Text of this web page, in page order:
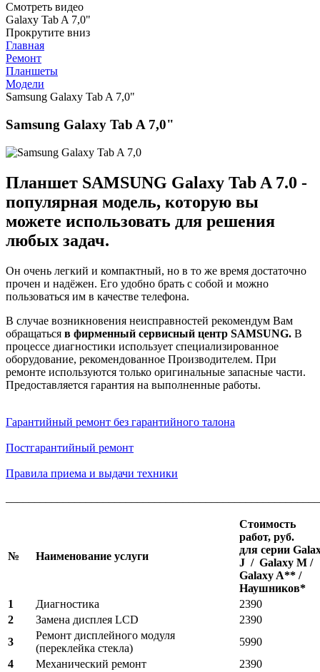
Смотреть видео
Galaxy Tab A 7,0"
Прокрутите вниз
Главная
Ремонт
Планшеты
Модели
Samsung Galaxy Tab A 7,0"
Samsung Galaxy Tab A 7,0"
Планшет SAMSUNG Galaxy Tab A 7.0 -
популярная модель, которую вы
можете использовать для решения
любых задач.
Он очень легкий и компактный, но в то же время достаточно
прочен и надёжен. Его удобно брать с собой и можно
пользоваться им в качестве телефона.
В случае возникновения неисправностей рекомендум Вам
обращаться в фирменный сервисный центр SAMSUNG. В
процессе диагностики использует специализированное
оборудование, рекомендованное Производителем. При
ремонте используются только оригинальные запасные части.
Предоставляется гарантия на выполненные работы.
Гарантийный ремонт без гарантийного талона
Постгарантийный ремонт
Правила приема и выдачи техники
№ Наименование услуги
Стоимость
работ, руб.
для серии
J / Galaxy M /
Galaxy A** /
Наушников*
1
Диагностика
2390
2
Замена дисплея LCD
2390
3
Ремонт дисплейного модуля
(переклейка стекла)
5990
4
Механический ремонт 2390